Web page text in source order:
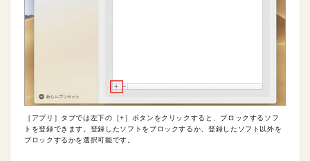
［アプリ］タブでは左下の［+］ボタンをクリックすると、ブロックするソフ
トを登録できます。登録したソフトをブロックするか、登録したソフト以外を
ブロックするかを選択可能です。